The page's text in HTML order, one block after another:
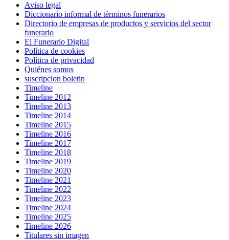
Aviso legal
Diccionario informal de términos funerarios
Directorio de empresas de productos y servicios del sector
funerario
El Funerario Digital
Política de cookies
Política de privacidad
Quiénes somos
suscripcion boletin
Timeline
Timeline 2012
Timeline 2013
Timeline 2014
Timeline 2015
Timeline 2016
Timeline 2017
Timeline 2018
Timeline 2019
Timeline 2020
Timeline 2021
Timeline 2022
Timeline 2023
Timeline 2024
Timeline 2025
Timeline 2026
Titulares sin imagen